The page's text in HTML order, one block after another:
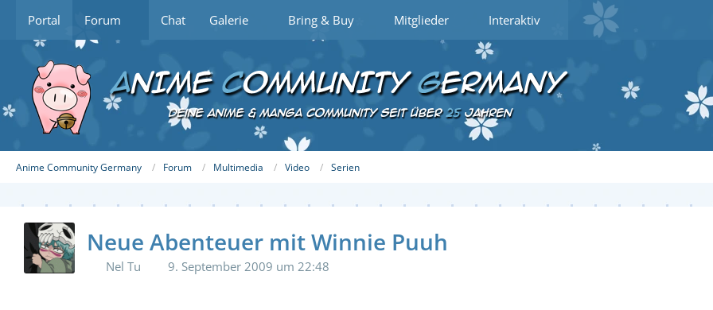
Portal Forum Chat Galerie Bring & Buy Mitglieder Interaktiv
Anime Community Germany Forum Multimedia Video Serien
Neue Abenteuer mit Winnie Puuh
Nel Tu 9. September 2009 um 22:48